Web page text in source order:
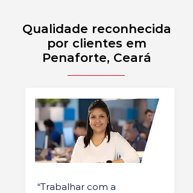
Qualidade reconhecida
por clientes em
Penaforte, Ceará
“Trabalhar com a